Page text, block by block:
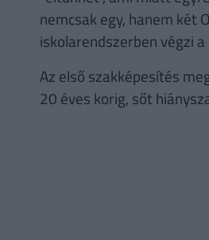
nemcsak egy, hanem két
iskolarendszerben végzi
Az első szakképesítés
20 éves korig, sőt